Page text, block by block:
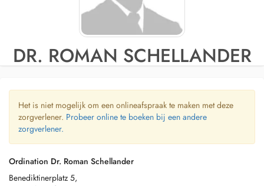
DR. ROMAN SCHELLANDER
Het is niet mogelijk om een onlineafspraak te maken met deze
zorgverlener. Probeer online te boeken bij een andere
zorgverlener.
Ordination Dr. Roman Schellander
Benediktinerplatz 5,